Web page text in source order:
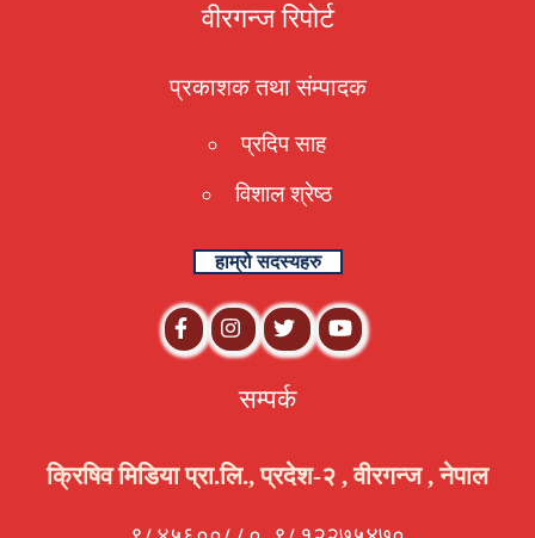
वीरगन्ज रिपोर्ट
प्रकाशक तथा संम्पादक
प्रदिप साह
विशाल श्रेष्ठ
हाम्रो सदस्यहरु
सम्पर्क
क्रिषिव मिडिया प्रा.लि., प्रदेश-२ , वीरगन्ज , नेपाल